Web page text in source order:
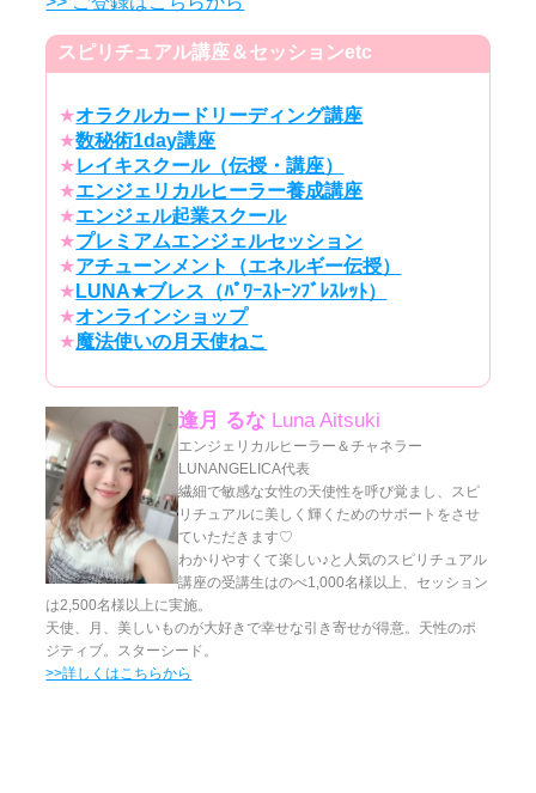
スピリチュアル講座＆セッションetc
★オラクルカードリーディング講座
★数秘術1day講座
★レイキスクール（伝授・講座）
★エンジェリカルヒーラー養成講座
★エンジェル起業スクール
★プレミアムエンジェルセッション
★アチューンメント（エネルギー伝授）
★ LUNA★ブレス（ﾊﾟﾜｰｽﾄｰﾝﾌﾞﾚｽﾚｯﾄ）
★オンラインショップ
★魔法使いの月天使ねこ
逢月 るな Luna Aitsuki
エンジェリカルヒーラー＆チャネラー
LUNANGELICA代表
繊細で敏感な女性の天使性を呼び覚まし、スピ
リチュアルに美しく輝くためのサポートをさせ
ていただきます♡
わかりやすくて楽しい♪と人気のスピリチュアル
講座の受講生はのべ1,000名様以上、セッション
は2,500名様以上に実施。
天使、月、美しいものが大好きで幸せな引き寄せが得意。天性のポ
ジティブ。スターシード。
>>詳しくはこちらから